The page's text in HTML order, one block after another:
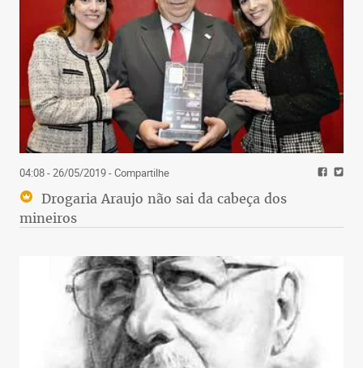
04:08 - 26/05/2019- Compartilhe
Drogaria Araujo não sai da cabeça dos
mineiros